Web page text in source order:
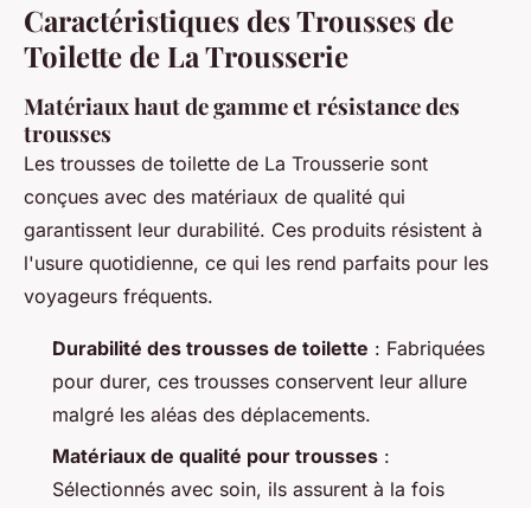
Caractéristiques des Trousses de
Toilette de La Trousserie
Matériaux haut de gamme et résistance des
trousses
Les trousses de toilette de La Trousserie sont
conçues avec des matériaux de qualité qui
garantissent leur durabilité. Ces produits résistent à
l'usure quotidienne, ce qui les rend parfaits pour les
voyageurs fréquents.
Durabilité des trousses de toilette : Fabriquées
pour durer, ces trousses conservent leur allure
malgré les aléas des déplacements.
Matériaux de qualité pour trousses :
Sélectionnés avec soin, ils assurent à la fois